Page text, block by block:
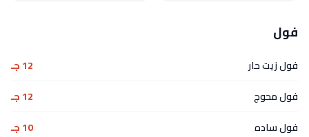
فول
فول زيت حار
12 جـ
فول محوج
12 جـ
فول ساده
10 جـ